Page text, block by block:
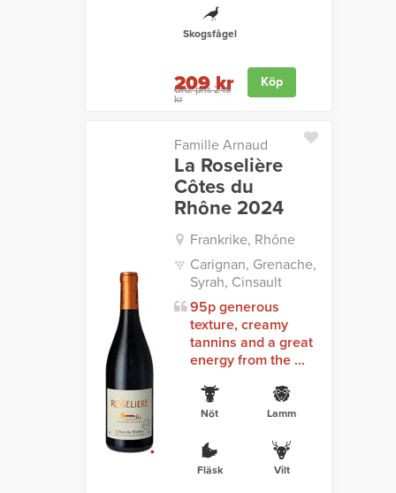
Skogsfågel
Ord. pris 249
kr
209 kr Köp
Famille Arnaud
La Roselière
Côtes du
Rhône 2024
Frankrike, Rhône
Carignan, Grenache,
Syrah, Cinsault
95p generous
texture, creamy
tannins and a great
energy from the ...
Nöt Lamm
Fläsk Vilt